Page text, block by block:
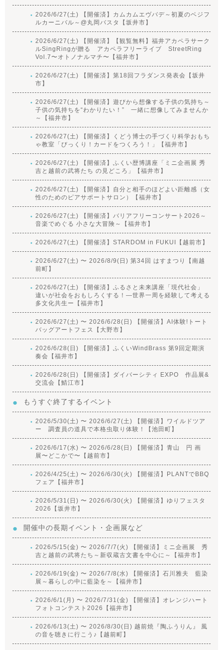
2026/6/27(土) 【開催済】カムカムエヴバデ～初夏のベジフ
ルカーニバル～@丸岡バスタ【坂井市】
2026/6/27(土) 【開催済】【観覧無料】福井アカペラサーク
ルSingRingが贈る アカペラフリーライブ StreetRing
Vol.7〜オトノナルマチ〜【福井市】
2026/6/27(土) 【開催済】第18回フラダンス発表会【坂井
市】
2026/6/27(土) 【開催済】遊びから想像する子供の気持ち～
子供の気持ちを“わかりたい！” 一緒に想像してみませんか
～【福井市】
2026/6/27(土) 【開催済】くどう博士の手づくり科学おもち
ゃ教室「びっくり！カードをつくろう！」【福井市】
2026/6/27(土) 【開催済】ふくい歴博講座「ミニ企画展 秀
吉と越前の武将たち の見どころ」【福井市】
2026/6/27(土) 【開催済】自分と相手のほどよい距離感（女
性のためのピアサポートサロン）【福井市】
2026/6/27(土) 【開催済】バリアフリーコンサート2026～
音楽でめぐる 小さな大冒険～【福井市】
2026/6/27(土) 【開催済】STARDOM in FUKUI【越前市】
2026/6/27(土) 〜 2026/8/9(日) 第34回 はすまつり【南越
前町】
2026/6/27(土) 【開催済】ふるさと未来講座「現代社会」
違いが社会をおもしろくする！―世界一周を経験して考える
多文化共生ー【福井市】
2026/6/27(土) 〜 2026/6/28(日) 【開催済】AI体験!トート
バッグアートフェス【大野市】
2026/6/28(日) 【開催済】ふくいWindBrass 第9回定期演
奏会【福井市】
2026/6/28(日) 【開催済】ダイバーシティ EXPO 作品展&
交流会【鯖江市】
もうすぐ終了するイベント
2026/5/30(土) 〜 2026/6/27(土) 【開催済】ワイルドツア
ー 調査員の道具で本格虫取り体験！【池田町】
2026/6/17(水) 〜 2026/6/28(日) 【開催済】青山 円 画
展〜どこかで〜【越前市】
2026/4/25(土) 〜 2026/6/30(火) 【開催済】PLANTでBBQ
フェア【福井市】
2026/5/31(日) 〜 2026/6/30(火) 【開催済】ゆりフェスタ
2026【坂井市】
開催中の長期イベント・企画展など
2026/5/15(金) 〜 2026/7/7(火) 【開催済】ミニ企画展 秀
吉と越前の武将たち～新収蔵古文書を中心に～【福井市】
2026/6/19(金) 〜 2026/7/8(水) 【開催済】石川雅夫 藍染
展～暮らしの中に藍染を～【福井市】
2026/6/1(月) 〜 2026/7/31(金) 【開催済】オレンジハート
フォトコンテスト2026【福井市】
2026/6/13(土) 〜 2026/8/30(日) 越前焼『陶ふうりん』 風
の音を聴きに行こう♪【越前町】